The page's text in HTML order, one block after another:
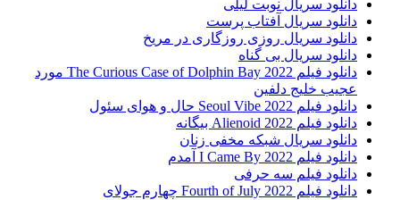
دانلود سریال نوبت لیلی
دانلود سریال آفتاب پرست
دانلود سریال روزی روزگاری در مریخ
دانلود سریال بی گناه
دانلود فیلم The Curious Case of Dolphin Bay 2022 مورد
عجیب خلیج دلفین
دانلود فیلم Seoul Vibe 2022 حال و هوای سئول
دانلود فیلم Alienoid 2022 بیگانه
دانلود سریال شبکه مخفی زنان
دانلود فیلم I Came By 2022 آمدم
دانلود فیلم سه حرفی
دانلود فیلم Fourth of July 2022 چهارم جولای